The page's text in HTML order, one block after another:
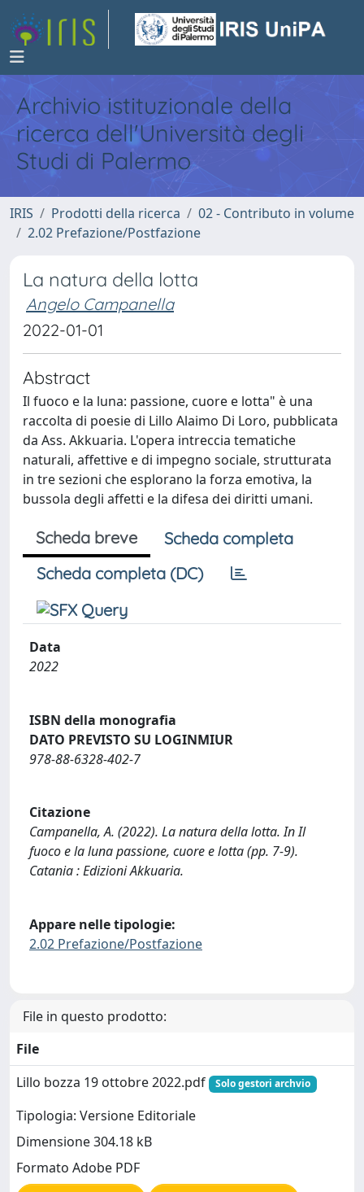
Archivio istituzionale della
ricerca dell'Università degli
Studi di Palermo
IRIS Prodotti della ricerca
02 - Contributo in volume
2.02 Prefazione/Postfazione
La natura della lotta
Angelo Campanella
2022-01-01
Abstract
Il fuoco e la luna: passione, cuore e lotta" è una
raccolta di poesie di Lillo Alaimo Di Loro, pubblicata
da Ass. Akkuaria. L'opera intreccia tematiche
naturali, affettive e di impegno sociale, strutturata
in tre sezioni che esplorano la forza emotiva, la
bussola degli affetti e la difesa dei diritti umani.
Scheda breve
Scheda completa
Scheda completa (DC)
Data
2022
ISBN della monografia
DATO PREVISTO SU LOGINMIUR
978-88-6328-402-7
Citazione
Campanella, A. (2022). La natura della lotta. In Il
fuoco e la luna passione, cuore e lotta (pp. 7-9).
Catania : Edizioni Akkuaria.
Appare nelle tipologie:
2.02 Prefazione/Postfazione
File in questo prodotto:
File
Lillo bozza 19 ottobre 2022.pdf
Solo gestori archvio
Tipologia: Versione Editoriale
Dimensione 304.18 kB
Formato Adobe PDF